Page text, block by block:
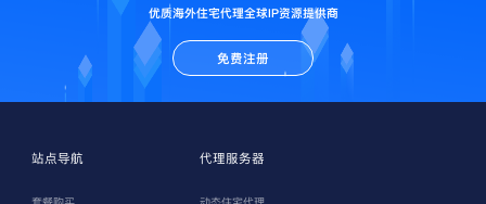
优质海外住宅代理全球IP资源提供商
免费注册
站点导航 代理服务器